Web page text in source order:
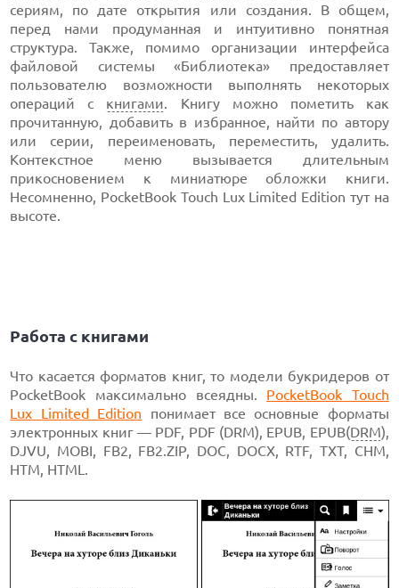
сериям, по дате открытия или создания. В общем,
перед нами продуманная и интуитивно понятная
структура. Также, помимо организации интерфейса
файловой системы «Библиотека» предоставляет
пользователю возможности выполнять некоторых
операций с книгами . Книгу можно пометить как
прочитанную, добавить в избранное, найти по автору
или серии, переименовать, переместить, удалить.
Контекстное меню вызывается длительным
прикосновением к миниатюре обложки книги.
Несомненно, PocketBook Touch Lux Limited Edition тут на
высоте.
Работа с книгами
Что касается форматов книг, то модели букридеров от
PocketBook максимально всеядны. PocketBook Touch
Lux Limited Edition понимает все основные форматы
электронных книг — PDF, PDF (DRM), EPUB, EPUB(DRM),
DJVU, MOBI, FB2, FB2.ZIP, DOC, DOCX, RTF, TXT, CHM,
HTM, HTML.